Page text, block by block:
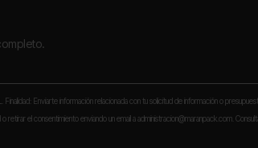
Enviarte información relacionada con tu solicitud de información o
el consentimiento enviando un email a administracion@maranpack.com.